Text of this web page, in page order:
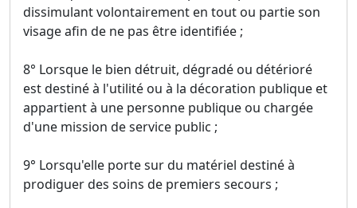
dissimulant volontairement en tout ou partie son
visage afin de ne pas être identifiée ;
8° Lorsque le bien détruit, dégradé ou détérioré
est destiné à l'utilité ou à la décoration publique et
appartient à une personne publique ou chargée
d'une mission de service public ;
9° Lorsqu'elle porte sur du matériel destiné à
prodiguer des soins de premiers secours ;